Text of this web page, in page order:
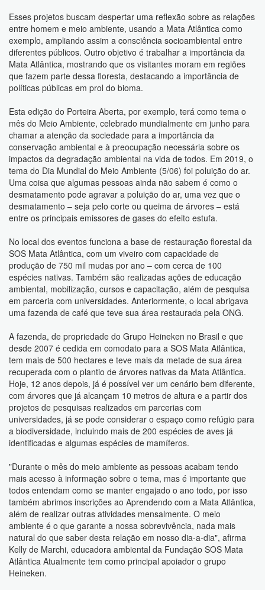
Esses projetos buscam despertar uma reflexão sobre as relações
entre homem e meio ambiente, usando a Mata Atlântica como
exemplo, ampliando assim a consciência socioambiental entre
diferentes públicos. Outro objetivo é trabalhar a importância da
Mata Atlântica, mostrando que os visitantes moram em regiões
que fazem parte dessa floresta, destacando a importância de
políticas públicas em prol do bioma.
Esta edição do Porteira Aberta, por exemplo, terá como tema o
mês do Meio Ambiente, celebrado mundialmente em junho para
chamar a atenção da sociedade para a importância da
conservação ambiental e à preocupação necessária sobre os
impactos da degradação ambiental na vida de todos. Em 2019, o
tema do Dia Mundial do Meio Ambiente (5/06) foi poluição do ar.
Uma coisa que algumas pessoas ainda não sabem é como o
desmatamento pode agravar a poluição do ar, uma vez que o
desmatamento – seja pelo corte ou queima de árvores – está
entre os principais emissores de gases do efeito estufa.
No local dos eventos funciona a base de restauração florestal da
SOS Mata Atlântica, com um viveiro com capacidade de
produção de 750 mil mudas por ano – com cerca de 100
espécies nativas. Também são realizadas ações de educação
ambiental, mobilização, cursos e capacitação, além de pesquisa
em parceria com universidades. Anteriormente, o local abrigava
uma fazenda de café que teve sua área restaurada pela ONG.
A fazenda, de propriedade do Grupo Heineken no Brasil e que
desde 2007 é cedida em comodato para a SOS Mata Atlântica,
tem mais de 500 hectares e teve mais da metade de sua área
recuperada com o plantio de árvores nativas da Mata Atlântica.
Hoje, 12 anos depois, já é possível ver um cenário bem diferente,
com árvores que já alcançam 10 metros de altura e a partir dos
projetos de pesquisas realizados em parcerias com
universidades, já se pode considerar o espaço como refúgio para
a biodiversidade, incluindo mais de 200 espécies de aves já
identificadas e algumas espécies de mamíferos.
"Durante o mês do meio ambiente as pessoas acabam tendo
mais acesso à informação sobre o tema, mas é importante que
todos entendam como se manter engajado o ano todo, por isso
também abrimos inscrições ao Aprendendo com a Mata Atlântica,
além de realizar outras atividades mensalmente. O meio
ambiente é o que garante a nossa sobrevivência, nada mais
natural do que saber desta relação em nosso dia-a-dia", afirma
Kelly de Marchi, educadora ambiental da Fundação SOS Mata
Atlântica Atualmente tem como principal apoiador o grupo
Heineken.